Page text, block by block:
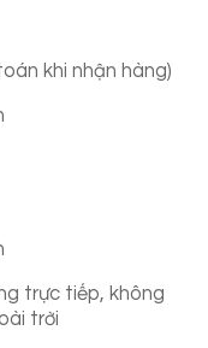
khi nhận hàng)
trực tiếp, không
trời